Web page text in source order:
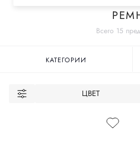
Всего 15
КАТЕГОРИИ
ЦВЕТ